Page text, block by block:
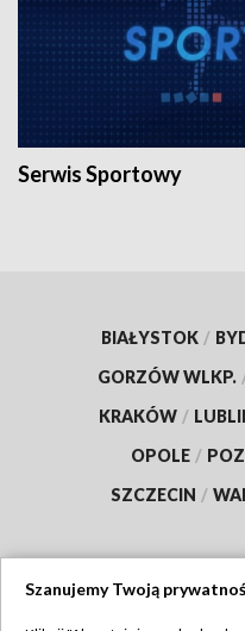
Serwis Sportowy
BIAŁYSTOK /
GORZÓW WLKP.
KRAKÓW /
OPOLE /
SZCZECIN /
Szanujemy Twoją